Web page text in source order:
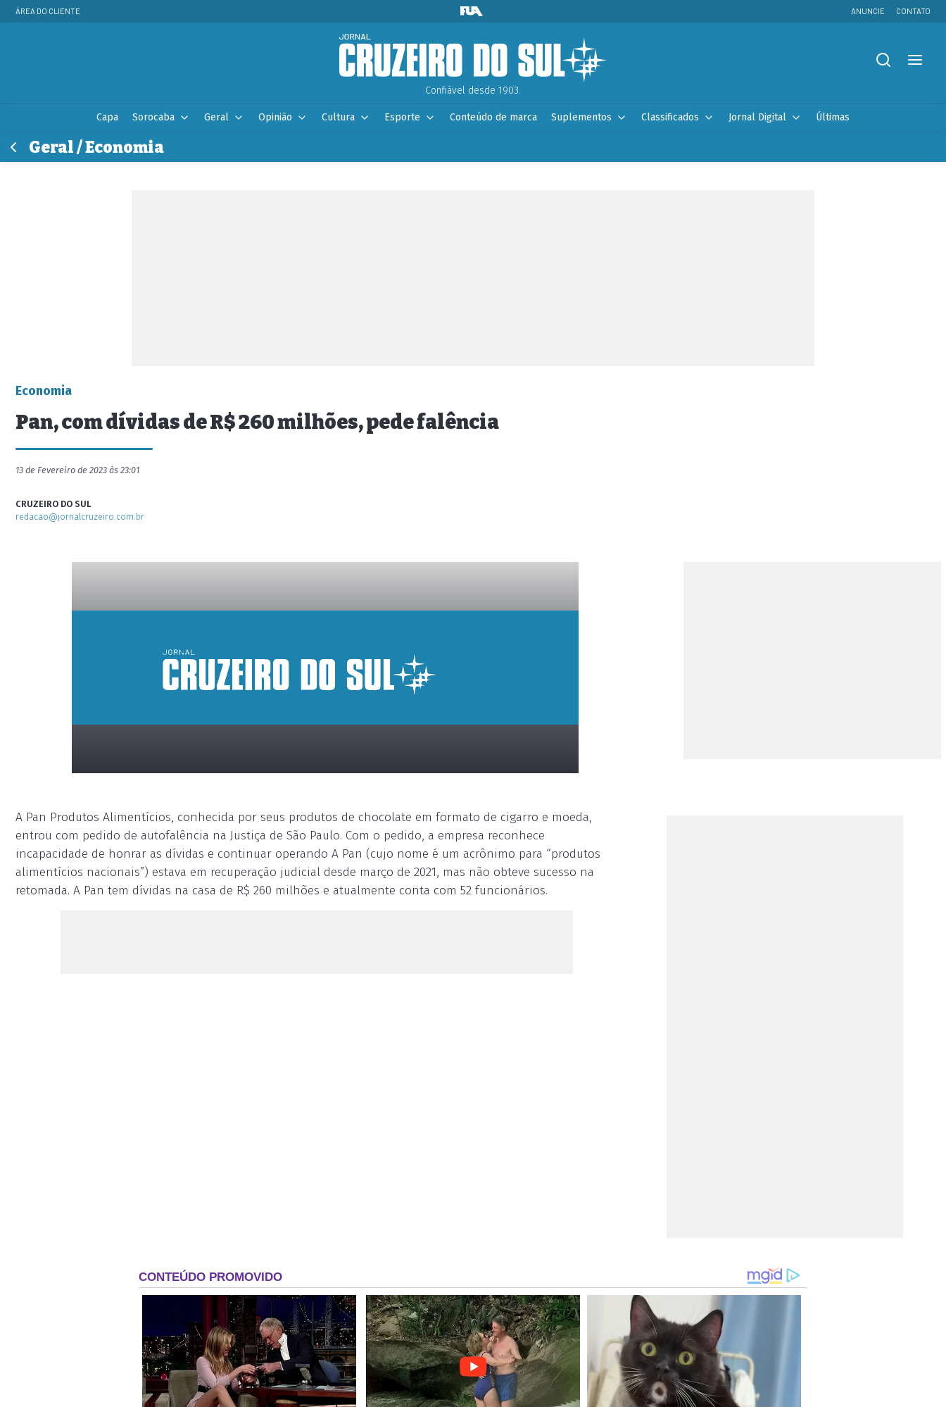
ÁREA DO CLIENTE ANUNCIE CONTATO
Confiável desde 1903.
Capa Sorocaba Geral Opinião Cultura Esporte Conteúdo de marca Suplementos Classificados Jornal Digital Últimas
Geral / Economia
Economia
Pan, com dívidas de R$ 260 milhões, pede falência
13 de Fevereiro de 2023 às 23:01
CRUZEIRO DO SUL
redacao@jornalcruzeiro.com.br
placeholder
A Pan Produtos Alimentícios, conhecida por seus produtos de chocolate em formato de cigarro e moeda,
entrou com pedido de autofalência na Justiça de São Paulo. Com o pedido, a empresa reconhece
incapacidade de honrar as dívidas e continuar operando A Pan (cujo nome é um acrônimo para “produtos
alimentícios nacionais”) estava em recuperação judicial desde março de 2021, mas não obteve sucesso na
retomada. A Pan tem dívidas na casa de R$ 260 milhões e atualmente conta com 52 funcionários.